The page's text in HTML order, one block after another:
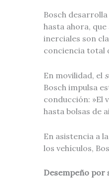
Bosch
hasta ahora,
inerciales son
conciencia total
En movilidad, el
Bosch impulsa
conducción: »El
hasta bolsas de
En asistencia a
los vehículos,
Desempeño por